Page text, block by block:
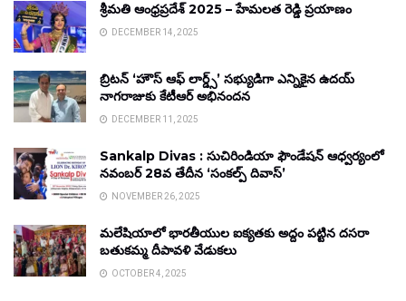
శ్రీమతి ఆంధ్రప్రదేశ్ 2025 – హేమలత రెడ్డి ప్రయాణం
DECEMBER 14, 2025
బ్రిటన్ ‘హౌస్ ఆఫ్ లార్డ్స్’ సభ్యుడిగా ఎన్నికైన ఉదయ్
నాగరాజుకు కేటీఆర్ అభినందన
DECEMBER 11, 2025
Sankalp Divas : సుచిరిండియా ఫౌండేషన్ ఆధ్వర్యంలో
నవంబర్ 28వ తేదీన ‘సంకల్ప్ దివాస్’
NOVEMBER 26, 2025
మలేషియాలో భారతీయుల ఐక్యతకు అద్దం పట్టిన దసరా
బతుకమ్మ దీపావళి వేడుకలు
OCTOBER 4, 2025